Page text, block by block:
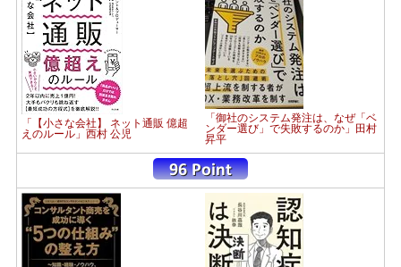
「【小さな会社】 ネット通販 億超
えのルール」西村 公児
「御社のシステム発注は、なぜ「ベ
ンダー選び」で失敗するのか」田村
昇平